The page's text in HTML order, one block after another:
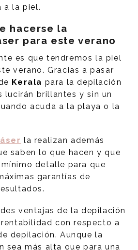
a la piel.
hacerse la
para este verano
es que tendremos la piel
verano. Gracias a pasar
Kerala para la depilación
lucirán brillantes y sin un
acuda a la playa o la
la realizan además
saben lo que hacen y que
detalle para que
garantías de
ventajas de la depilación
con respecto a
depilación. Aunque la
sea más alta que para una